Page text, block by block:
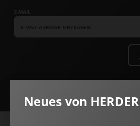
E-MAIL
Neues von HERDER